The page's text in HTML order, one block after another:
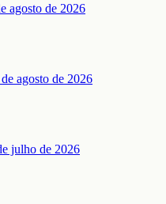
agosto de 2026
agosto de 2026
julho de 2026